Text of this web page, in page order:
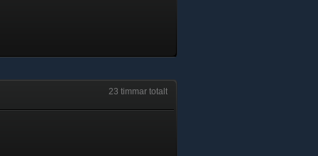
23 timmar totalt